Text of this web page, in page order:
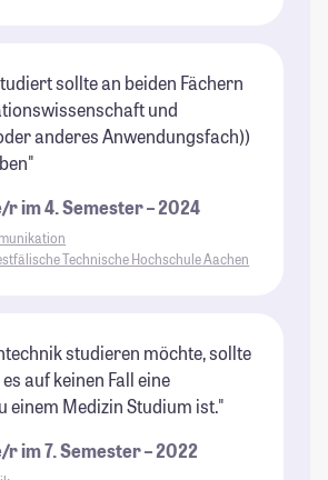
sollte an beiden Fächern
und
anderes Anwendungsfach))
im 4. Semester – 2024
Technische Hochschule Aachen
studieren möchte, sollte
auf keinen Fall eine
einem Medizin Studium ist."
im 7. Semester – 2022